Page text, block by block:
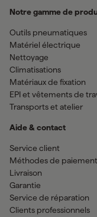
Notre gamme de
Outils pneumatiques
Matériel électrique
Nettoyage
Climatisations
Matériaux de fixation
EPI et vêtements de
Transports et atelier
Aide & contact
Service client
Méthodes de paiement
Livraison
Garantie
Service de réparation
Clients professionnels